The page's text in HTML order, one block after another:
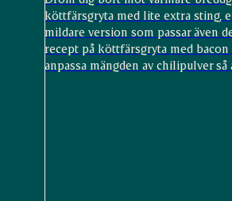
köttfärsgryta med lite extra sting,
mildare version som passar även
recept på köttfärsgryta med
anpassa mängden av chilipulver så